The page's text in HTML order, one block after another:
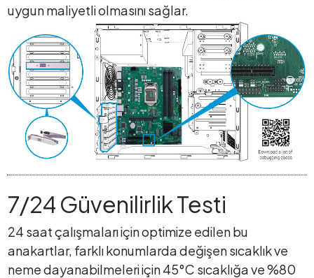
uygun maliyetli olmasını sağlar.
7/24 Güvenilirlik Testi
24 saat çalışmaları için optimize edilen bu
anakartlar, farklı konumlarda değişen sıcaklık ve
neme dayanabilmeleri için 45°C sıcaklığa ve %80